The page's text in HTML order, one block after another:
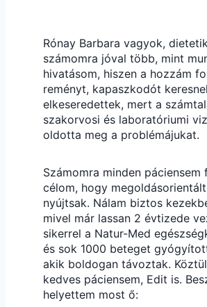
Rónay Barbara vagyok,
számomra jóval több, mint
hivatásom, hiszen a hozzám
reményt, kapaszkodót
elkeseredettek, mert a
szakorvosi és laboratóriumi
oldotta meg a problémájukat.
Számomra minden páciensem
célom, hogy
nyújtsak. Nálam biztos
mivel már lassan 2 évtizede
sikerrel a Natur-Med
és sok 1000 beteget
akik boldogan távoztak.
kedves páciensem, Edit is.
helyettem most ő: